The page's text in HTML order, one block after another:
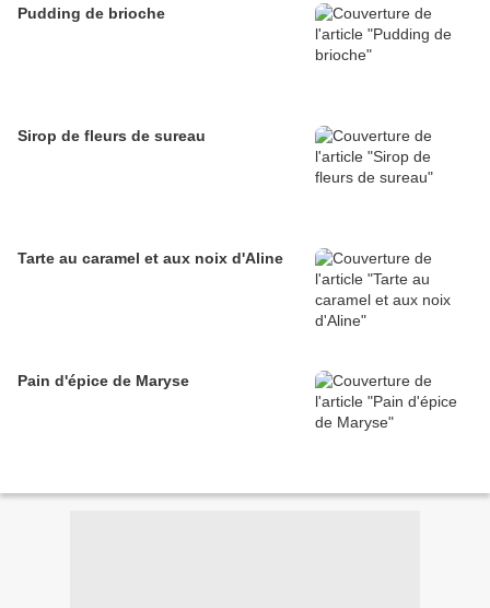
Pudding de brioche
Sirop de fleurs de sureau
Tarte au caramel et aux noix d'Aline
Pain d'épice de Maryse